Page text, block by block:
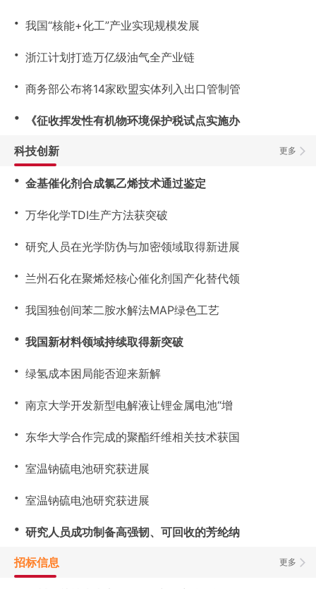
・ 我国“核能+化工”产业实现规模发展
・ 浙江计划打造万亿级油气全产业链
・ 商务部公布将14家欧盟实体列入出口管制管
・ 《征收挥发性有机物环境保护税试点实施办
更多
科技创新
・ 金基催化剂合成氯乙烯技术通过鉴定
・ 万华化学TDI生产方法获突破
・ 研究人员在光学防伪与加密领域取得新进展
・ 兰州石化在聚烯烃核心催化剂国产化替代领
・ 我国独创间苯二胺水解法MAP绿色工艺
・ 我国新材料领域持续取得新突破
・ 绿氢成本困局能否迎来新解
・ 南京大学开发新型电解液让锂金属电池“增
・ 东华大学合作完成的聚酯纤维相关技术获国
・ 室温钠硫电池研究获进展
・ 室温钠硫电池研究获进展
・ 研究人员成功制备高强韧、可回收的芳纶纳
更多
招标信息